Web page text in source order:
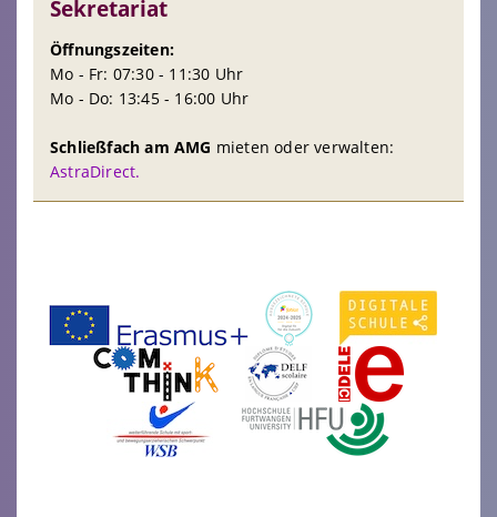
Sekretariat
Öffnungszeiten:
Mo - Fr: 07:30 - 11:30 Uhr
Mo - Do: 13:45 - 16:00 Uhr
Schließfach am AMG mieten oder verwalten:
AstraDirect.